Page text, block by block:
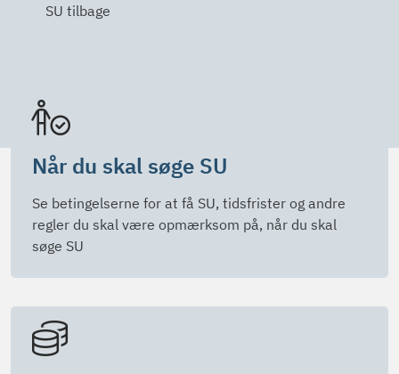
SU tilbage
Når du skal søge SU
Se betingelserne for at få SU, tidsfrister og andre
regler du skal være opmærksom på, når du skal
søge SU